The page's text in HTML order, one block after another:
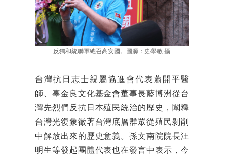
反獨和統聯軍總召高安國。圖源：史學敏 攝
台灣抗日志士親屬協進會代表蕭開平醫
師、辜金良文化基金會董事長藍博洲從台
灣先烈們反抗日本殖民統治的歷史，闡釋
台灣光復象徵著台灣底層群眾從殖民剝削
中解放出來的歷史意義。孫文南院院長汪
明生等發起團體代表也在發言中表示，今